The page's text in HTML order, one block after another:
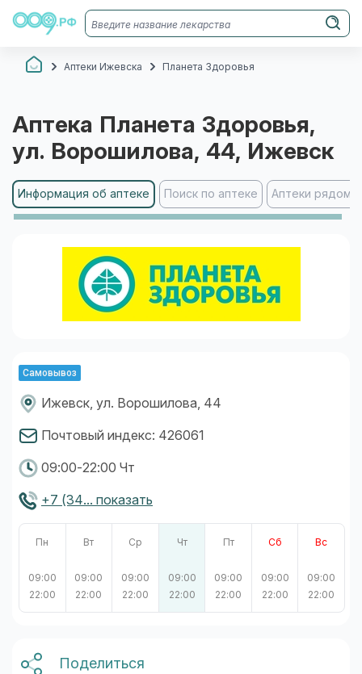
Аптеки Ижевска Планета Здоровья
Аптека Планета Здоровья,
ул. Ворошилова, 44, Ижевск
Информация об аптеке Поиск по аптеке Аптеки рядом
Самовывоз
Ижевск, ул. Ворошилова, 44
Почтовый индекс: 426061
09:00-22:00 Чт
+7 (34... показать
Пн
09:00
22:00
Вт
09:00
22:00
Ср
09:00
22:00
Чт
09:00
22:00
Пт
09:00
22:00
Сб
09:00
22:00
Вс
09:00
22:00
Поделиться